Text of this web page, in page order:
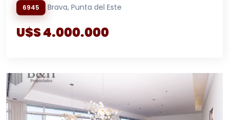
6945 Brava, Punta del Este
U$S 4.000.000